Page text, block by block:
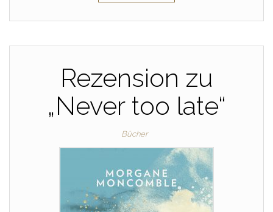
Rezension zu
„Never too late“
Bücher